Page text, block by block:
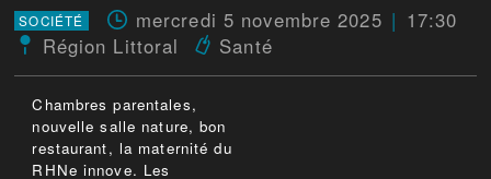
SOCIÉTÉ mercredi 5 novembre 2025
17:30
Région Littoral
Santé
Chambres parentales,
nouvelle salle nature, bon
restaurant, la maternité du
RHNe innove. Les